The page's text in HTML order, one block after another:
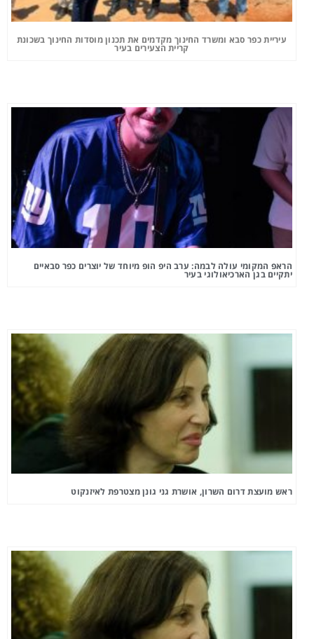
עיריית כפר סבא ומשרד החינוך מקדמים את תכנון מוסדות החינוך בשכונת
קריית הצעירים בעיר
הראפ המקומי עולה לבמה: ערב היפ הופ מיוחד של יוצרים כפר סבאיים
יתקיים בגן הארכיאולוגי בעיר
ראש מועצת דרום השרון, אושרת גני גונן מצטרפת לאיזנקוט